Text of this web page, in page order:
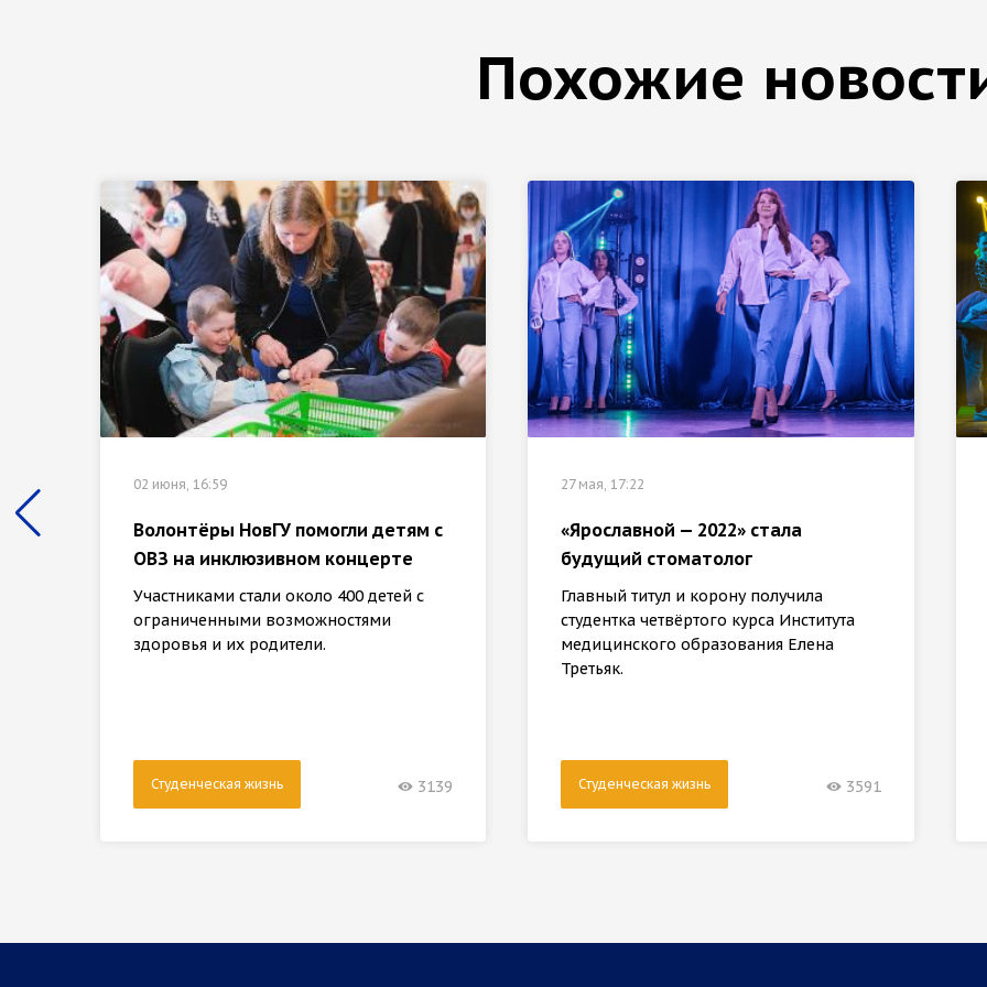
Похожие
02 июня, 16:59
Волонтёры НовГУ помогли детям с
ОВЗ на инклюзивном концерте
Участниками стали около 400 детей с
ограниченными возможностями
здоровья и их родители.
Студенческая жизнь 3139
27 мая, 17:22
«Ярославной — 2022» стала
будущий стоматолог
Главный титул и корону получила
студентка четвёртого курса Института
медицинского образования Елена
Третьяк.
Студенческая жизнь 3591